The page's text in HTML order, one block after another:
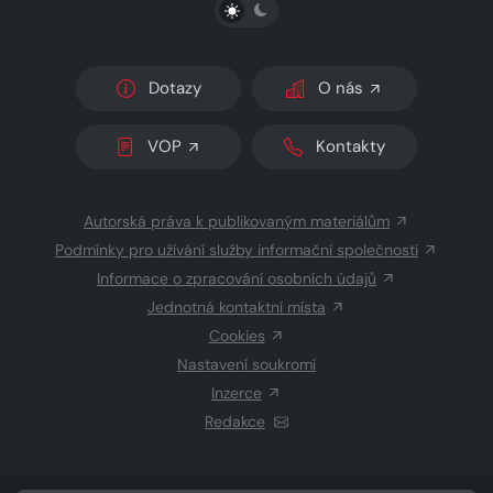
Dotazy O nás
VOP Kontakty
Autorská práva k publikovaným materiálům
Podmínky pro užívání služby informační společnosti
Informace o zpracování osobních údajů
Jednotná kontaktní místa
Cookies
Nastavení soukromí
Inzerce
Redakce